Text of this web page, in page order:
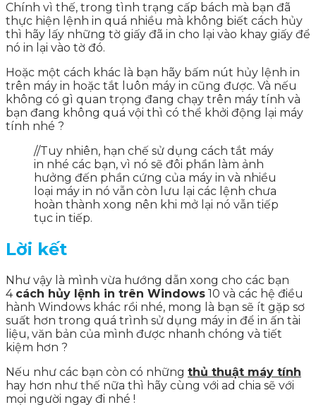
Chính vì thế, trong tình trạng cấp bách mà bạn đã
thực hiện lệnh in quá nhiều mà không biết cách hủy
thì hãy lấy những tờ giấy đã in cho lại vào khay giấy để
nó in lại vào tờ đó.
Hoặc một cách khác là bạn hãy bấm nút hủy lệnh in
trên máy in hoặc tắt luôn máy in cũng được. Và nếu
không có gì quan trọng đang chạy trên máy tính và
bạn đang không quá vội thì có thể khởi động lại máy
tính nhé ?
//Tuy nhiên, hạn chế sử dụng cách tắt máy
in nhé các bạn, vì nó sẽ đôi phần làm ảnh
hưởng đến phần cứng của máy in và nhiều
loại máy in nó vẫn còn lưu lại các lệnh chưa
hoàn thành xong nên khi mở lại nó vẫn tiếp
tục in tiếp.
Lời kết
Như vậy là mình vừa hướng dẫn xong cho các bạn
4 cách hủy lệnh in trên Windows 10 và các hệ điều
hành Windows khác rồi nhé, mong là bạn sẽ ít gặp sơ
suất hơn trong quá trình sử dụng máy in để in ấn tài
liệu, văn bản của mình được nhanh chóng và tiết
kiệm hơn ?
Nếu như các bạn còn có những thủ thuật máy tính
hay hơn như thế nữa thì hãy cùng với ad chia sẽ với
mọi người ngay đi nhé !